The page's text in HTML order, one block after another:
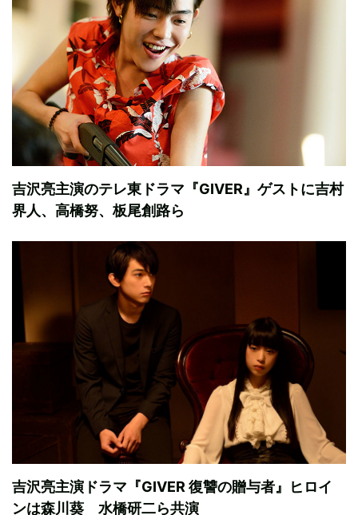
吉沢亮主演のテレ東ドラマ『GIVER』ゲストに吉村
界人、高橋努、板尾創路ら
吉沢亮主演ドラマ『GIVER 復讐の贈与者』ヒロイ
ンは森川葵 水橋研二ら共演